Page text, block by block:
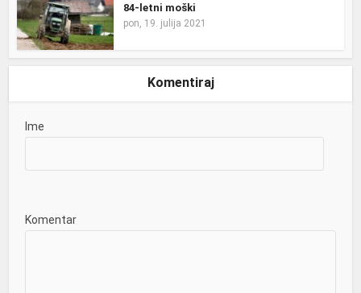
84-letni moški
pon, 19. julija 2021
Komentiraj
Ime
Komentar